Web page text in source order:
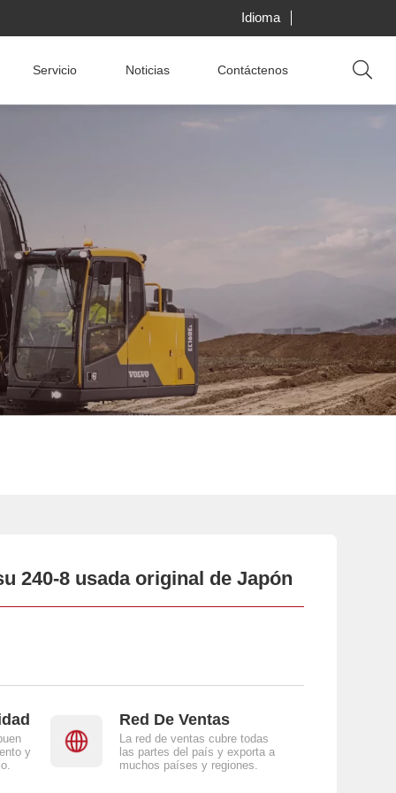
Idioma
Servicio Noticias Contáctenos
240-8 usada original de Japón
y
Red De Ventas
La red de ventas cubre todas
las partes del país y exporta a
muchos países y regiones.